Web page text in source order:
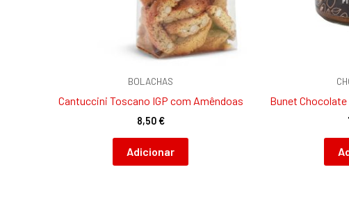
BOLACHAS
Cantuccini Toscano IGP com Amêndoas
8,50€
Adicionar
Bunet